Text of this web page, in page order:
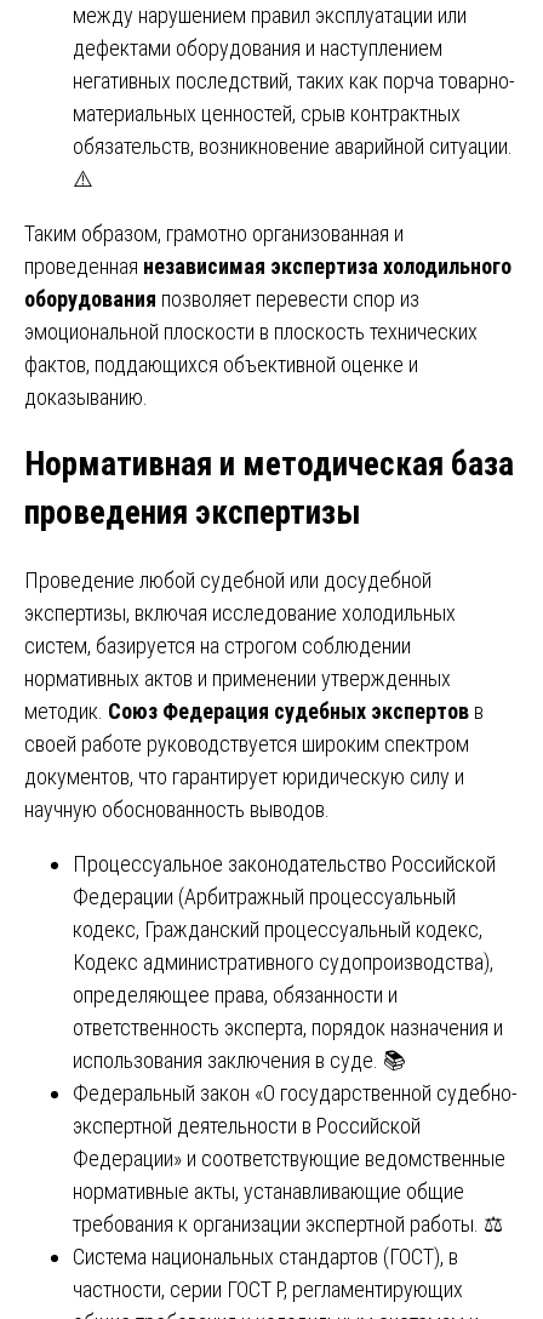
между нарушением правил эксплуатации или
дефектами оборудования и наступлением
негативных последствий, таких как порча товарно-
материальных ценностей, срыв контрактных
обязательств, возникновение аварийной ситуации.
⚠️
Таким образом, грамотно организованная и
проведенная независимая экспертиза холодильного
оборудования позволяет перевести спор из
эмоциональной плоскости в плоскость технических
фактов, поддающихся объективной оценке и
доказыванию.
Нормативная и методическая база
проведения экспертизы
Проведение любой судебной или досудебной
экспертизы, включая исследование холодильных
систем, базируется на строгом соблюдении
нормативных актов и применении утвержденных
методик. Союз Федерация судебных экспертов в
своей работе руководствуется широким спектром
документов, что гарантирует юридическую силу и
научную обоснованность выводов.
Процессуальное законодательство Российской
Федерации (Арбитражный процессуальный
кодекс, Гражданский процессуальный кодекс,
Кодекс административного судопроизводства),
определяющее права, обязанности и
ответственность эксперта, порядок назначения и
использования заключения в суде. 📚
Федеральный закон «О государственной судебно-
экспертной деятельности в Российской
Федерации» и соответствующие ведомственные
нормативные акты, устанавливающие общие
требования к организации экспертной работы. ⚖️
Система национальных стандартов (ГОСТ), в
частности, серии ГОСТ Р, регламентирующих